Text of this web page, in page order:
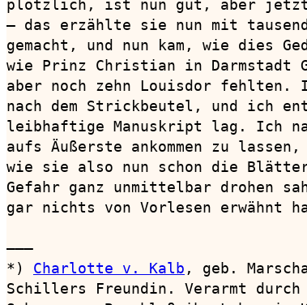
plötzlich, ist nun gut, aber jetzt
— das erzählte sie nun mit
gemacht, und nun kam, wie dies
wie Prinz Christian in Darmstadt
aber noch zehn Louisdor
nach dem Strickbeutel, und ich
leibhaftige Manuskript lag. Ich
aufs Äußerste ankommen zu
wie sie also nun schon die
Gefahr ganz unmittelbar drohen
gar nichts von Vorlesen
———
*) Charlotte v. Kalb , geb.
Schillers Freundin. Verarmt